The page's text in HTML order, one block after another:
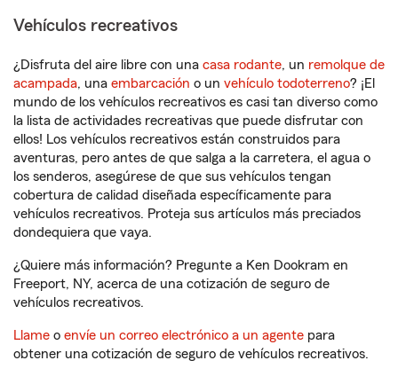
Vehículos recreativos
¿Disfruta del aire libre con una casa rodante, un remolque de
acampada, una embarcación o un vehículo todoterreno? ¡El
mundo de los vehículos recreativos es casi tan diverso como
la lista de actividades recreativas que puede disfrutar con
ellos! Los vehículos recreativos están construidos para
aventuras, pero antes de que salga a la carretera, el agua o
los senderos, asegúrese de que sus vehículos tengan
cobertura de calidad diseñada específicamente para
vehículos recreativos. Proteja sus artículos más preciados
dondequiera que vaya.
¿Quiere más información? Pregunte a Ken Dookram en
Freeport, NY, acerca de una cotización de seguro de
vehículos recreativos.
Llame o envíe un correo electrónico a un agente para
obtener una cotización de seguro de vehículos recreativos.